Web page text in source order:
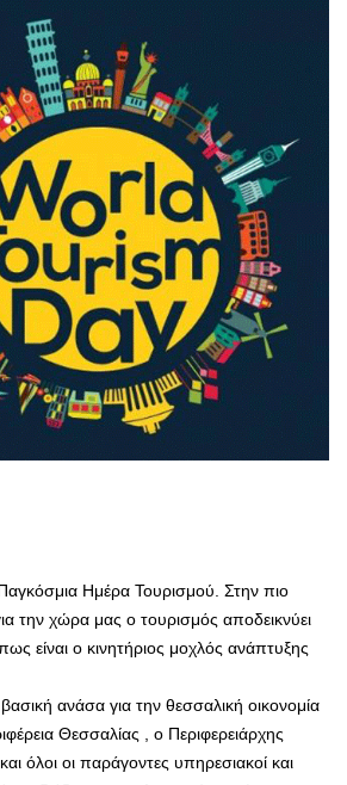
Ημέρα Τουρισμού. Στην πιο
την χώρα μας ο τουρισμός αποδεικνύει
είναι ο κινητήριος μοχλός ανάπτυξης
βασική ανάσα για την θεσσαλική οικονομία
Θεσσαλίας , ο Περιφερειάρχης
όλοι οι παράγοντες υπηρεσιακοί και